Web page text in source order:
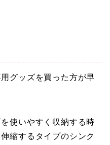
グッズを買った方が早
使いやすく収納する時
縮するタイプのシンク